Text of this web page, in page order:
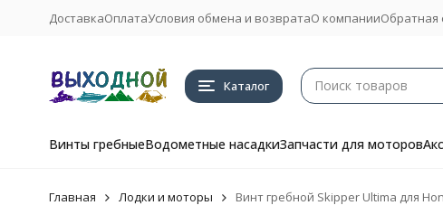
ДоставкаОплатаУсловия обмена и возвратаО компанииОбратная
Каталог
Винты гребныеВодометные насадкиЗапчасти для моторов
Главная Лодки и моторы Винт гребной Skipper Ultima для